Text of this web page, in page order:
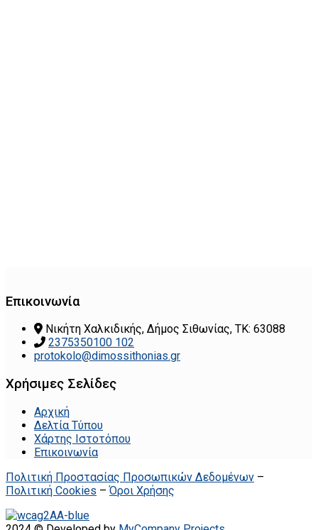
Επικοινωνία
Νικήτη Χαλκιδικής, Δήμος Σιθωνίας, ΤΚ: 63088
2375350100 102
protokolo@dimossithonias.gr
Χρήσιμες Σελίδες
Αρχική
Δελτία Τύπου
Χάρτης Ιστοτόπου
Επικοινωνία
Πολιτική Προστασίας Προσωπικών Δεδομένων –
Πολιτική Cookies –Όροι Χρήσης